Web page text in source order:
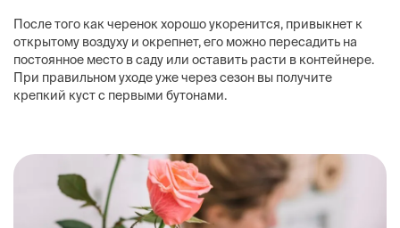
После того как черенок хорошо укоренится, привыкнет к
открытому воздуху и окрепнет, его можно пересадить на
постоянное место в саду или оставить расти в контейнере.
При правильном уходе уже через сезон вы получите
крепкий куст с первыми бутонами.